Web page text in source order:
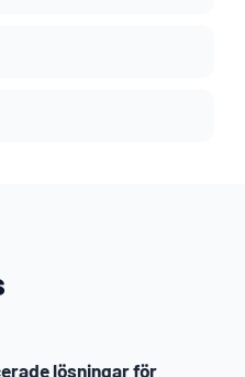
lösningar för